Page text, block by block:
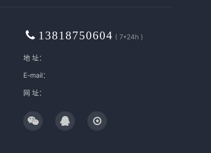
13818750604 ( 7*24h )
地 址：
E-mail：
网 址：